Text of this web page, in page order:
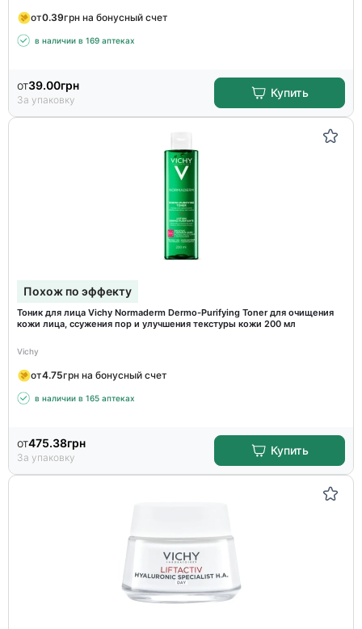
от0.39грн на бонусный счет
в наличии в 169 аптеках
от39.00грн
За упаковку
Купить
Похож по эффекту
Тоник для лица Vichy Normaderm Dermo-Purifying Toner для очищения
кожи лица, ссужения пор и улучшения текстуры кожи 200 мл
Vichy
от4.75грн на бонусный счет
в наличии в 165 аптеках
от475.38грн
За упаковку
Купить